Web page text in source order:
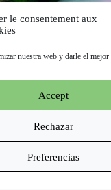
le consentement aux
nuestra web y darle el mejor
Accept
Rechazar
Preferencias